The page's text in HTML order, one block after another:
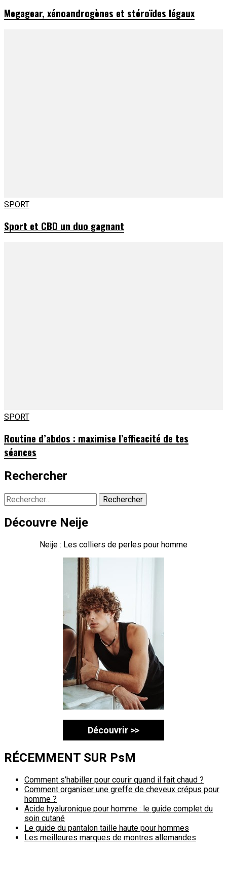
Megagear, xénoandrogènes et stéroïdes légaux
SPORT
Sport et CBD un duo gagnant
SPORT
Routine d’abdos : maximise l’efficacité de tes
séances
Rechercher
Rechercher :
Découvre Neije
Neije : Les colliers de perles pour homme
Découvrir >>
RÉCEMMENT SUR PsM
Comment s’habiller pour courir quand il fait chaud ?
Comment organiser une greffe de cheveux crépus pour
homme ?
Acide hyaluronique pour homme : le guide complet du
soin cutané
Le guide du pantalon taille haute pour hommes
Les meilleures marques de montres allemandes